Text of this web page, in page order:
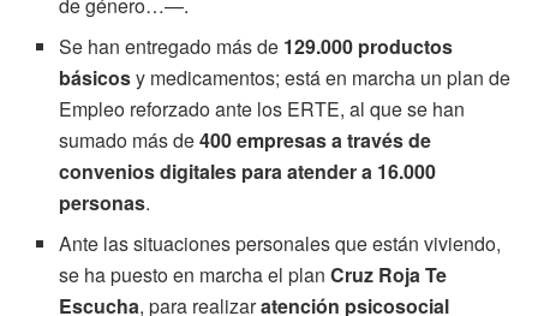
Se han entregado más de 129.000 productos
básicosy medicamentos; está en marcha un plan de
Empleo reforzado ante los ERTE, al que se han
sumado más de400 empresas a través de
convenios digitales para atender a 16.000
personas.
Ante las situaciones personales que están viviendo,
se ha puesto en marcha el planCruz Roja Te
Escucha, para realizaratención psicosocial